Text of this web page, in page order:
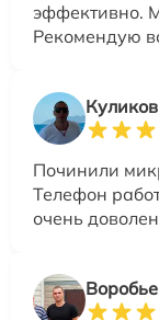
эффективно.
Рекомендую
Починили
Телефон
очень